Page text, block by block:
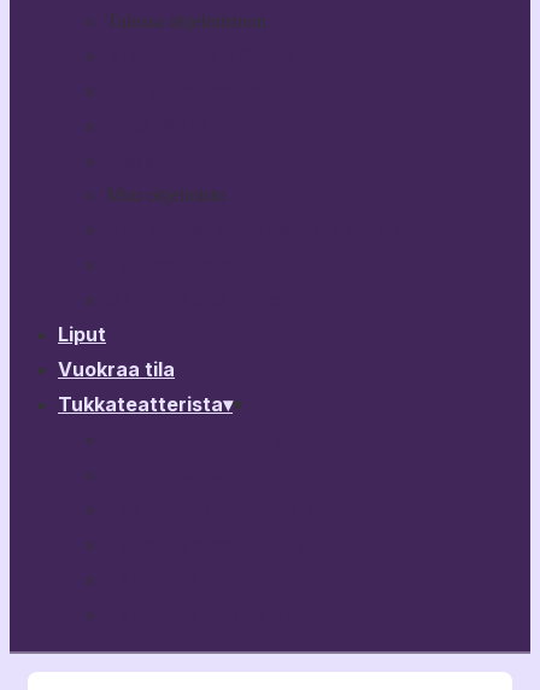
Tulossa ohjelmistoon
Muu ohjelmisto
Liput
Vuokraa tila
Tukkateatterista▾▾